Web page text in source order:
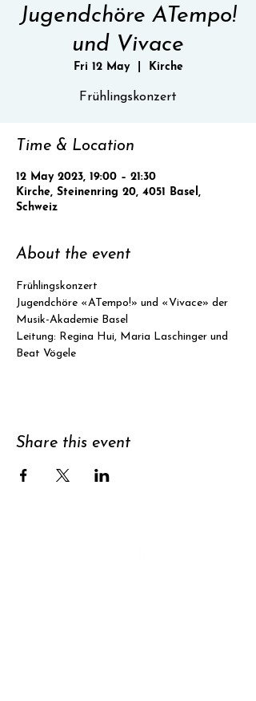
Jugendchöre ATempo!
und Vivace
Fri 12 May
  |
Kirche
Frühlingskonzert
Time & Location
12 May 2023, 19:00 – 21:30
Kirche, Steinenring 20, 4051 Basel,
Schweiz
About the event
Frühlingskonzert
Jugendchöre «ATempo!» und «Vivace» der
Musik-Akademie Basel
Leitung: Regina Hui, Maria Laschinger und
Beat Vögele
Share this event